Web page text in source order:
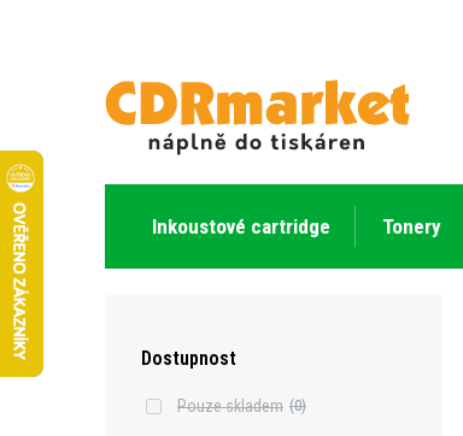
Inkoustové cartridge Tonery
Dostupnost
Pouze skladem (0)